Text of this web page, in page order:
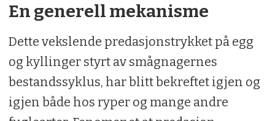
En generell mekanisme
Dette vekslende predasjonstrykket på egg
og kyllinger styrt av smågnagernes
bestandssyklus, har blitt bekreftet igjen og
igjen både hos ryper og mange andre